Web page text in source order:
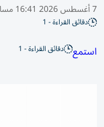
7 أغسطس 2026 16:41 مساء
دقائق القراءة - 1
استمع دقائق القراءة - 1